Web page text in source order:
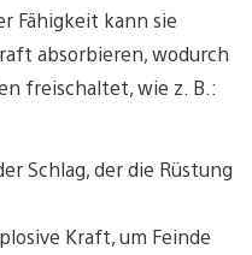
Fähigkeit kann sie
absorbieren, wodurch
freischaltet, wie z. B.:
Schlag, der die Rüstung
Kraft, um Feinde